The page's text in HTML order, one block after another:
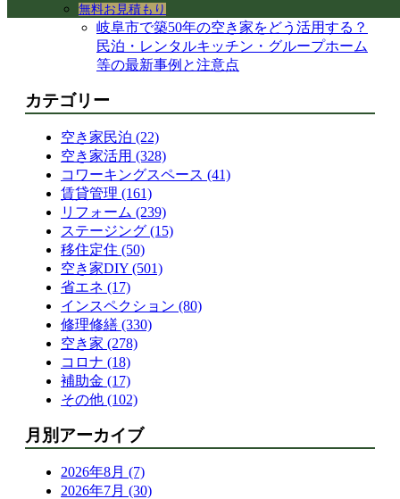
無料お見積もり
へ！新県庁での講習会参加レポート
岐阜市で築50年の空き家をどう活用する？
民泊・レンタルキッチン・グループホーム
等の最新事例と注意点
カテゴリー
空き家民泊 (22)
空き家活用 (328)
コワーキングスペース (41)
賃貸管理 (161)
リフォーム (239)
ステージング (15)
移住定住 (50)
空き家DIY (501)
省エネ (17)
インスペクション (80)
修理修繕 (330)
空き家 (278)
コロナ (18)
補助金 (17)
その他 (102)
月別アーカイブ
2026年8月 (7)
2026年7月 (30)